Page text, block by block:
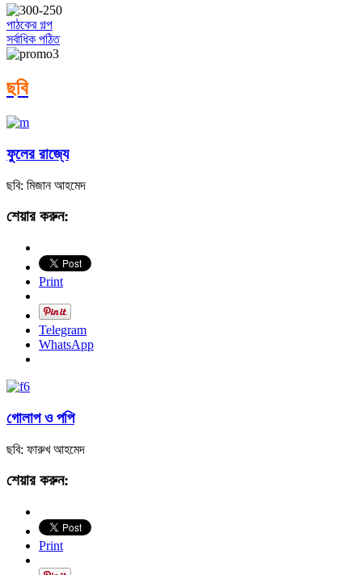
পাঠকের গল্প
সর্বাধিক পঠিত
ছবি
ফুলের রাজ্যে
ছবি: মিজান আহমেদ
শেয়ার করুন:
Print
Telegram
WhatsApp
গোলাপ ও পপি
ছবি: ফারুখ আহমেদ
শেয়ার করুন:
Print